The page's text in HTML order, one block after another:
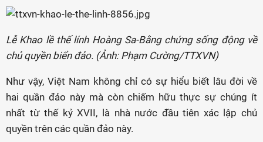
Lễ Khao lề thế lính Hoàng Sa-Bằng chứng sống động về
chủ quyền biển đảo. (Ảnh: Phạm Cường/TTXVN)
Như vậy, Việt Nam không chỉ có sự hiểu biết lâu đời về
hai quần đảo này mà còn chiếm hữu thực sự chúng ít
nhất từ thế kỷ XVII, là nhà nước đầu tiên xác lập chủ
quyền trên các quần đảo này.